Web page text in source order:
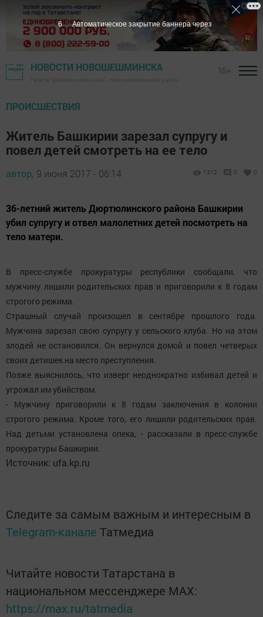
НОВОСТИ НОВОШЕШМИНСКА
ПРОИСШЕСТВИЯ
Житель Башкирии зарезал супругу и
повел детей смотреть на ее тело
автор, 9 июня 2017 - 06:14 1312 0 0
36-летний житель Дюртюлинского района Башкирии
убил супругу и отвел малолетних детей посмотреть на
тело матери.
В пресс-службе прокуратуры республики сообщали, что
мужчину лишили родительских прав и приговорили к 8 годам
строгого режима.
Страшный случай произошел в сентябре прошлого года.
Мужчина зарезал свою супругу у сельского клуба. Но на этом
злодей не остановился. Он вернулся домой и повел четверых
своих детишек на место преступления.
Позже выяснилось, что изверг неоднократно избивал детей и
угрожал им убийством.
- Мужчину приговорили к 8 годам заключения в колонии
строгого режима. Кроме того, его лишили родительских прав.
Над детьми установлена опека, - рассказали в пресс-службе
прокуратуры Башкирии.
Источник: ufa.kp.ru
Следите за самым важным и интересным в
Telegram-канале Татмедиа
Читайте новости Татарстана в
национальном мессенджере MАХ:
https://max.ru/tatmedia
5 Автоматическое закрытие баннера через